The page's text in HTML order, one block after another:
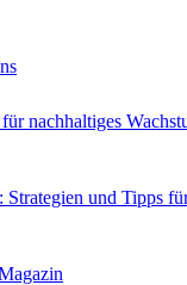
nachhaltiges
Strategien und Tipps